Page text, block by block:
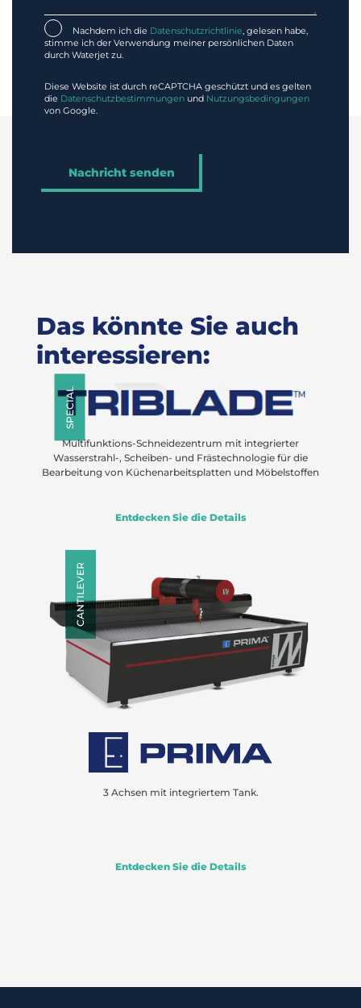
Nachdem ich die Datenschutzrichtlinie, gelesen habe,
stimme ich der Verwendung meiner persönlichen Daten
durch Waterjet zu.
Diese Website ist durch reCAPTCHA geschützt und es gelten
die Datenschutzbestimmungen und Nutzungsbedingungen
von Google.
Das könnte Sie auch
interessieren:
SPECIAL
Multifunktions-Schneidezentrum mit integrierter
Wasserstrahl-, Scheiben- und Frästechnologie für die
Bearbeitung von Küchenarbeitsplatten und Möbelstoffen
Entdecken Sie die Details
CANTILEVER
3 Achsen mit integriertem Tank.
Entdecken Sie die Details